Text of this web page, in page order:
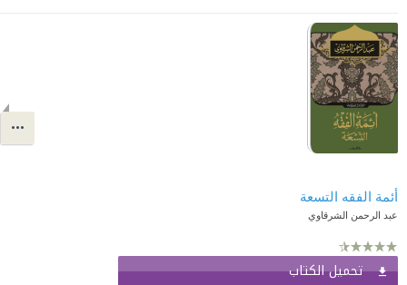
أئمة الفقه التسعة
عبد الرحمن الشرقاوي
تحميل الكتاب